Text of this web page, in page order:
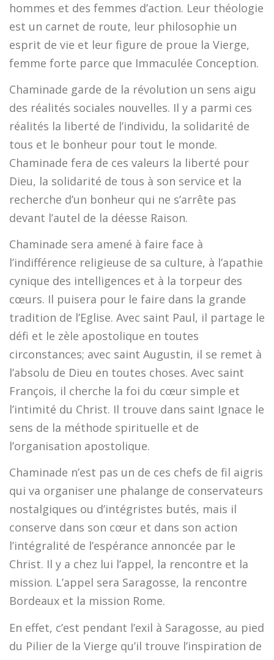
hommes et des femmes d’action. Leur théologie
est un carnet de route, leur philosophie un
esprit de vie et leur figure de proue la Vierge,
femme forte parce que Immaculée Conception.
Chaminade garde de la révolution un sens aigu
des réalités sociales nouvelles. Il y a parmi ces
réalités la liberté de l’individu, la solidarité de
tous et le bonheur pour tout le monde.
Chaminade fera de ces valeurs la liberté pour
Dieu, la solidarité de tous à son service et la
recherche d’un bonheur qui ne s’arrête pas
devant l’autel de la déesse Raison.
Chaminade sera amené à faire face à
l’indifférence religieuse de sa culture, à l’apathie
cynique des intelligences et à la torpeur des
cœurs. Il puisera pour le faire dans la grande
tradition de l’Eglise. Avec saint Paul, il partage le
défi et le zèle apostolique en toutes
circonstances; avec saint Augustin, il se remet à
l’absolu de Dieu en toutes choses. Avec saint
François, il cherche la foi du cœur simple et
l’intimité du Christ. Il trouve dans saint Ignace le
sens de la méthode spirituelle et de
l’organisation apostolique.
Chaminade n’est pas un de ces chefs de fil aigris
qui va organiser une phalange de conservateurs
nostalgiques ou d’intégristes butés, mais il
conserve dans son cœur et dans son action
l’intégralité de l’espérance annoncée par le
Christ. Il y a chez lui l’appel, la rencontre et la
mission. L’appel sera Saragosse, la rencontre
Bordeaux et la mission Rome.
En effet, c’est pendant l’exil à Saragosse, au pied
du Pilier de la Vierge qu’il trouve l’inspiration de